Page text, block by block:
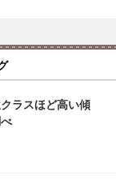
ラスほど高い傾